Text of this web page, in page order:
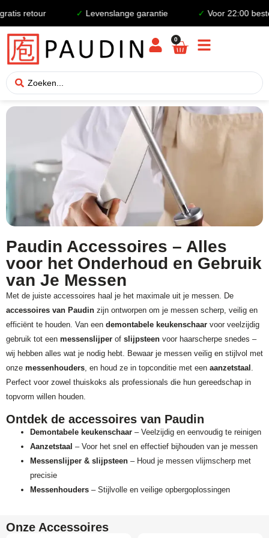
retour Levenslange garantie Voor 22:00
0
Paudin Accessoires – Alles
voor het Onderhoud en Gebruik
van Je Messen
Met de juiste accessoires haal je het maximale uit je messen. De
accessoires van Paudin zijn ontworpen om je messen scherp, veilig en
efficiënt te houden. Van een demontabele keukenschaar voor veelzijdig
gebruik tot een messenslijper of slijpsteen voor haarscherpe snedes –
wij hebben alles wat je nodig hebt. Bewaar je messen veilig en stijlvol met
onze messenhouders, en houd ze in topconditie met een aanzetstaal .
Perfect voor zowel thuiskoks als professionals die hun gereedschap in
topvorm willen houden.
Ontdek de accessoires van Paudin
Demontabele keukenschaar – Veelzijdig en eenvoudig te reinigen
Aanzetstaal – Voor het snel en effectief bijhouden van je messen
Messenslijper & slijpsteen – Houd je messen vlijmscherp met
precisie
Messenhouders – Stijlvolle en veilige opbergoplossingen
Onze Accessoires